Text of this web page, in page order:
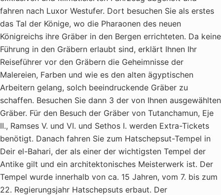
fahren nach Luxor Westufer. Dort besuchen Sie als erstes
das Tal der Könige, wo die Pharaonen des neuen
Königreichs ihre Gräber in den Bergen errichteten. Da keine
Führung in den Gräbern erlaubt sind, erklärt Ihnen Ihr
Reiseführer vor den Gräbern die Geheimnisse der
Malereien, Farben und wie es den alten ägyptischen
Arbeitern gelang, solch beeindruckende Gräber zu
schaffen. Besuchen Sie dann 3 der von Ihnen ausgewählten
Gräber. Für den Besuch der Gräber von Tutanchamun, Eje
II., Ramses V. und VI. und Sethos I. werden Extra-Tickets
benötigt. Danach fahren Sie zum Hatschepsut-Tempel in
Deir el-Bahari, der als einer der wichtigsten Tempel der
Antike gilt und ein architektonisches Meisterwerk ist. Der
Tempel wurde innerhalb von ca. 15 Jahren, vom 7. bis zum
22. Regierungsjahr Hatschepsuts erbaut. Der